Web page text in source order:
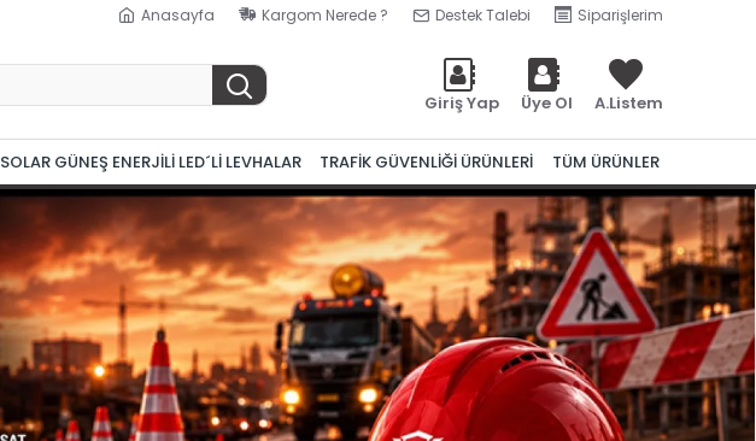
Anasayfa Kargom Nerede ? Destek Talebi Siparişlerim
Giriş Yap Üye Ol A.Listem
SOLAR GÜNEŞ ENERJİLİ LED´Lİ LEVHALAR TRAFİK GÜVENLİĞİ ÜRÜNLERİ TÜM ÜRÜNLER